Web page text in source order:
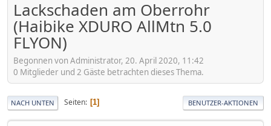
Lackschaden am Oberrohr
(Haibike XDURO AllMtn 5.0
FLYON)
Begonnen von Administrator, 20. April 2020, 11:42
0 Mitglieder und 2 Gäste betrachten dieses Thema.
NACH UNTEN Seiten 1 BENUTZER-AKTIONEN